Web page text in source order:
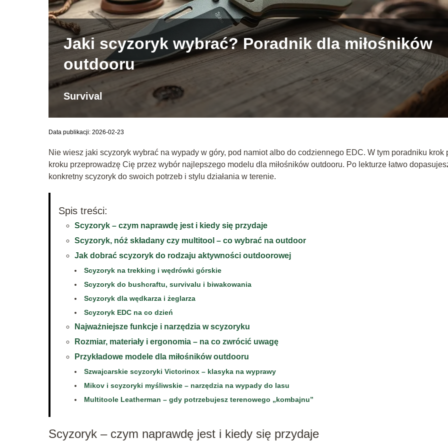
Jaki scyzoryk wybrać? Poradnik dla miłośników
outdooru
Survival
Data publikacji: 2026-02-23
Nie wiesz jaki scyzoryk wybrać na wypady w góry, pod namiot albo do codziennego EDC. W tym poradniku krok
kroku przeprowadzę Cię przez wybór najlepszego modelu dla miłośników outdooru. Po lekturze łatwo
konkretny scyzoryk do swoich potrzeb i stylu działania w terenie.
Spis treści:
Scyzoryk – czym naprawdę jest i kiedy się przydaje
Scyzoryk, nóż składany czy multitool – co wybrać na outdoor
Jak dobrać scyzoryk do rodzaju aktywności outdoorowej
Scyzoryk na trekking i wędrówki górskie
Scyzoryk do bushcraftu, survivalu i biwakowania
Scyzoryk dla wędkarza i żeglarza
Scyzoryk EDC na co dzień
Najważniejsze funkcje i narzędzia w scyzoryku
Rozmiar, materiały i ergonomia – na co zwrócić uwagę
Przykładowe modele dla miłośników outdooru
Szwajcarskie scyzoryki Victorinox – klasyka na wyprawy
Mikov i scyzoryki myśliwskie – narzędzia na wypady do lasu
Multitoole Leatherman – gdy potrzebujesz terenowego „kombajnu”
Scyzoryk – czym naprawdę jest i kiedy się przydaje